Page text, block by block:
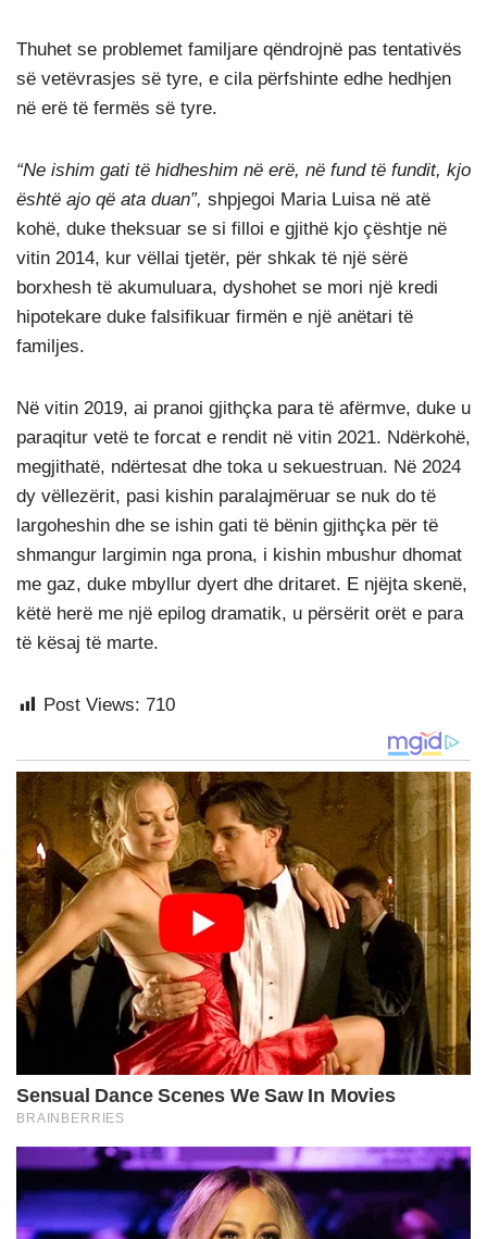
Thuhet se problemet familjare qëndrojnë pas tentativës
së vetëvrasjes së tyre, e cila përfshinte edhe hedhjen
në erë të fermës së tyre.
“Ne ishim gati të hidheshim në erë, në fund të fundit, kjo
është ajo që ata duan”, shpjegoi Maria Luisa në atë
kohë, duke theksuar se si filloi e gjithë kjo çështje në
vitin 2014, kur vëllai tjetër, për shkak të një sërë
borxhesh të akumuluara, dyshohet se mori një kredi
hipotekare duke falsifikuar firmën e një anëtari të
familjes.
Në vitin 2019, ai pranoi gjithçka para të afërmve, duke u
paraqitur vetë te forcat e rendit në vitin 2021. Ndërkohë,
megjithatë, ndërtesat dhe toka u sekuestruan. Në 2024
dy vëllezërit, pasi kishin paralajmëruar se nuk do të
largoheshin dhe se ishin gati të bënin gjithçka për të
shmangur largimin nga prona, i kishin mbushur dhomat
me gaz, duke mbyllur dyert dhe dritaret. E njëjta skenë,
këtë herë me një epilog dramatik, u përsërit orët e para
të kësaj të marte.
Post Views: 710